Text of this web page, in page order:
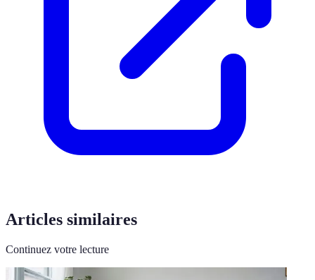
Articles similaires
Continuez votre lecture